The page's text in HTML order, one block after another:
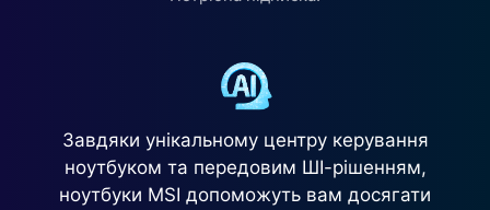
Завдяки унікальному центру керування
ноутбуком та передовим ШІ-рішенням,
ноутбуки MSI допоможуть вам досягати